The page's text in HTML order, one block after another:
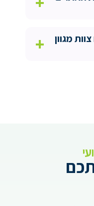
+
מגוון